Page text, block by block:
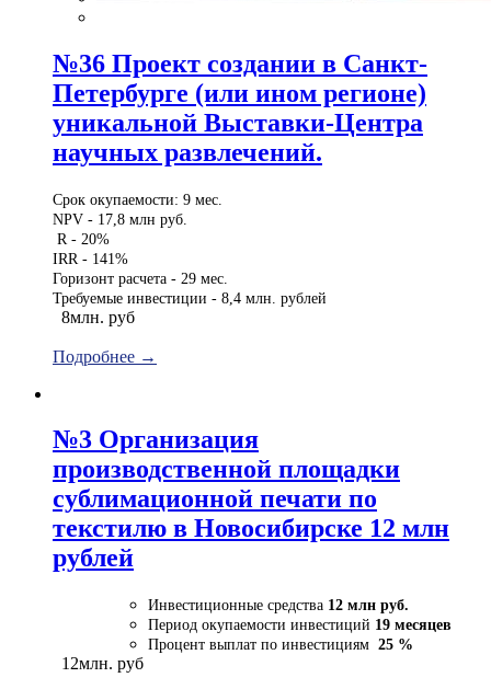
№36 Проект создании в Санкт-
Петербурге (или ином регионе)
уникальной Выставки-Центра
научных развлечений.
Срок окупаемости: 9 мес.
NPV - 17,8 млн руб.
R - 20%
IRR - 141%
Горизонт расчета - 29 мес.
Требуемые инвестиции - 8,4 млн. рублей
8млн. руб
Подробнее →
№3 Организация
производственной площадки
сублимационной печати по
текстилю в Новосибирске 12 млн
рублей
Инвестиционные средства 12 млн руб.
Период окупаемости инвестиций 19 месяцев
Процент выплат по инвестициям 25 %
12млн. руб